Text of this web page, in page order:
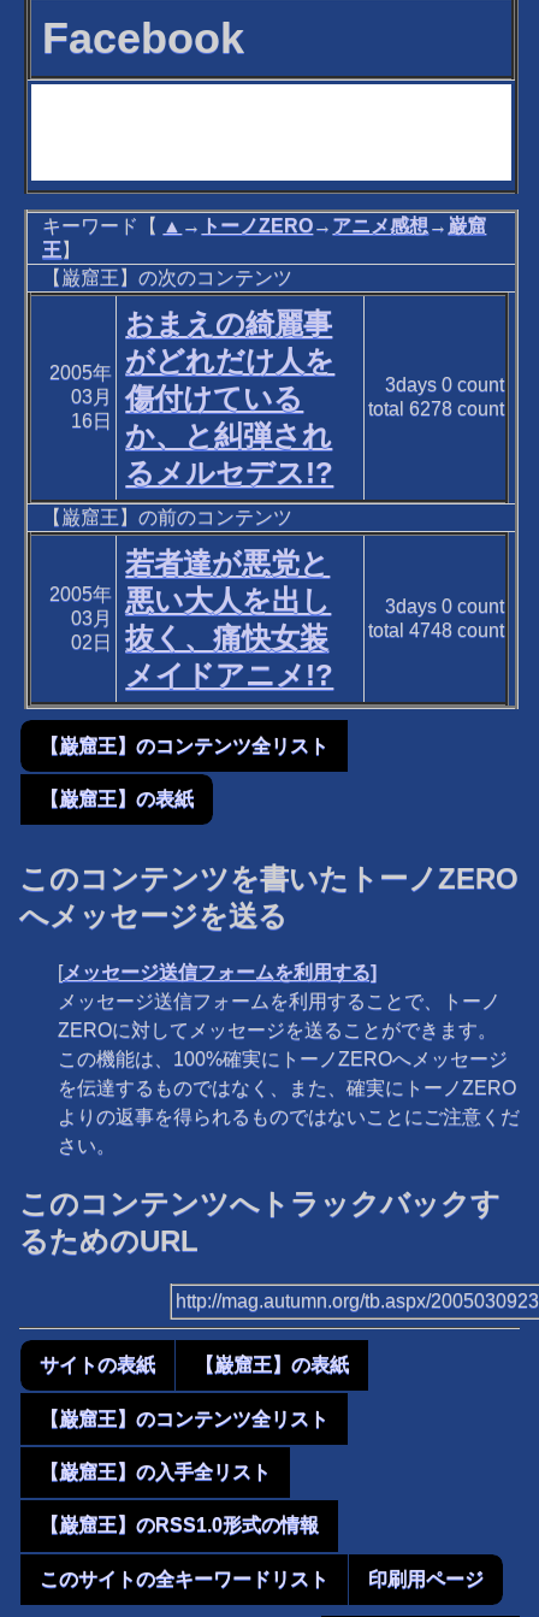
Facebook
キーワード【 ▲ → トーノZERO→ アニメ感想 → 巌窟
王】
【巌窟王】の次のコンテンツ
2005年
03月
16日
おまえの綺麗事
がどれだけ人を
傷付けている
か、と糾弾され
るメルセデス!?
3days 0count
total 6278count
【巌窟王】の前のコンテンツ
2005年
03月
02日
若者達が悪党と
悪い大人を出し
抜く、痛快女装
メイドアニメ!?
3days 0count
total 4748count
【巌窟王】のコンテンツ全リスト
【巌窟王】の表紙
このコンテンツを書いたトーノZERO
へメッセージを送る
[メッセージ送信フォームを利用する]
メッセージ送信フォームを利用することで、トーノ
ZEROに対してメッセージを送ることができます。
この機能は、100%確実にトーノZEROへメッセージ
を伝達するものではなく、また、確実にトーノZERO
よりの返事を得られるものではないことにご注意くだ
さい。
このコンテンツへトラックバックす
るためのURL
http://mag.autumn.org/tb.aspx/
サイトの表紙 【巌窟王】の表紙
【巌窟王】のコンテンツ全リスト
【巌窟王】の入手全リスト
【巌窟王】のRSS1.0形式の情報
このサイトの全キーワードリスト 印刷用ページ